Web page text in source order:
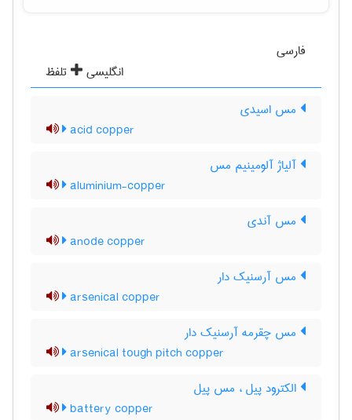
فارسی
انگلیسی
تلفظ
مس اسیدی
acid copper
آلیاژ آلومینیم مس
aluminium-copper
مس آندی
anode copper
مس آرسنیک دار
arsenical copper
مس چقرمه آرسنیک دار
arsenical tough pitch copper
الکترود پیل ، مس پیل
battery copper